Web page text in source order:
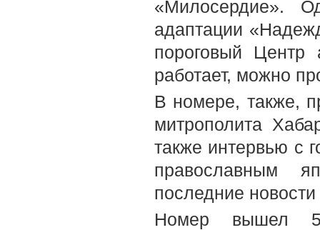
«Милосердие».
адаптации
пороговый
работает, можно
В номере, также,
митрополита
также интервью с
православным
последние
Номер вышел 5-